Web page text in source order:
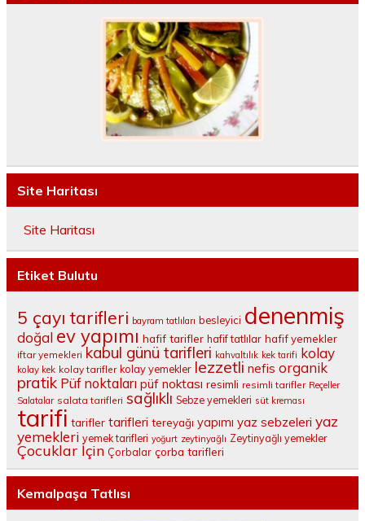
Site Haritası
Site Haritası
Etiket Bulutu
5 çayı tarifleri bayram tatlıları besleyici denenmiş
doğal ev yapımı hafif tarifler hafif tatlılar hafif yemekler
iftar yemekleri kabul günü tarifleri kahvaltılık kek tarifi kolay
kolay kek kolay tarifler kolay yemekler lezzetli nefis organik
pratik Püf noktaları püf noktası resimli resimli tarifler Reçeller
Salatalar salata tarifleri sağlıklı Sebze yemekleri süt kreması
tarifi tarifler tarifleri tereyağı yapımı yaz sebzeleri yaz
yemekleri yemek tarifleri yoğurt zeytinyağlı Zeytinyağlı yemekler
Çocuklar İçin Çorbalar çorba tarifleri
Kemalpaşa Tatlısı